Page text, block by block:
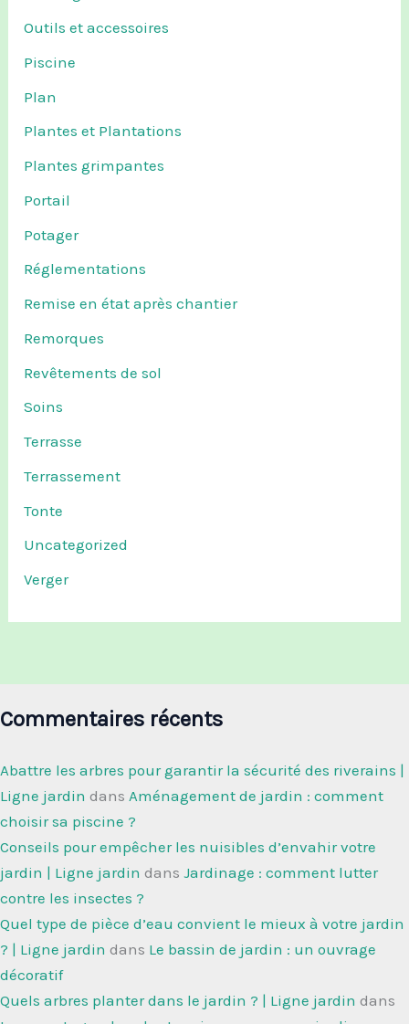
Outils et accessoires
Piscine
Plan
Plantes et Plantations
Plantes grimpantes
Portail
Potager
Réglementations
Remise en état après chantier
Remorques
Revêtements de sol
Soins
Terrasse
Terrassement
Tonte
Uncategorized
Verger
Commentaires récents
Abattre les arbres pour garantir la sécurité des riverains |
Ligne jardin dans Aménagement de jardin : comment
choisir sa piscine ?
Conseils pour empêcher les nuisibles d’envahir votre
jardin | Ligne jardin dans Jardinage : comment lutter
contre les insectes ?
Quel type de pièce d’eau convient le mieux à votre jardin
? | Ligne jardin dans Le bassin de jardin : un ouvrage
décoratif
Quels arbres planter dans le jardin ? | Ligne jardin dans